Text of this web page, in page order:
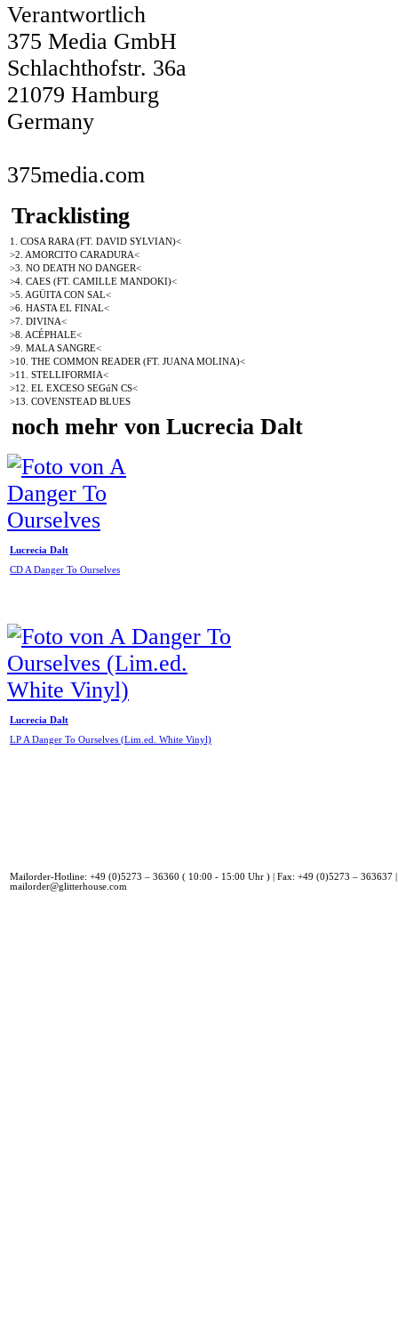
Verantwortlich
375 Media GmbH
Schlachthofstr. 36a
21079 Hamburg
Germany
375media.com
Tracklisting
1. COSA RARA (FT. DAVID SYLVIAN)<
>2. AMORCITO CARADURA<
>3. NO DEATH NO DANGER<
>4. CAES (FT. CAMILLE MANDOKI)<
>5. AGÜITA CON SAL<
>6. HASTA EL FINAL<
>7. DIVINA<
>8. ACÉPHALE<
>9. MALA SANGRE<
>10. THE COMMON READER (FT. JUANA MOLINA)<
>11. STELLIFORMIA<
>12. EL EXCESO SEGúN CS<
>13. COVENSTEAD BLUES
noch mehr von Lucrecia Dalt
Lucrecia Dalt
CD A Danger To Ourselves
Lucrecia Dalt
LP A Danger To Ourselves (Lim.ed. White Vinyl)
Mailorder-Hotline: +49 (0)5273 – 36360 ( 10:00 - 15:00 Uhr ) | Fax: +49 (0)5273 – 363637
mailorder@glitterhouse.com